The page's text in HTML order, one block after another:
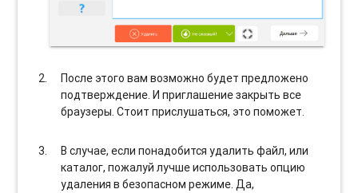
После этого вам возможно будет предложено
подтверждение. И приглашение закрыть все
браузеры. Стоит прислушаться, это поможет.
В случае, если понадобится удалить файл, или
каталог, пожалуй лучше использовать опцию
удаления в безопасном режиме. Да,